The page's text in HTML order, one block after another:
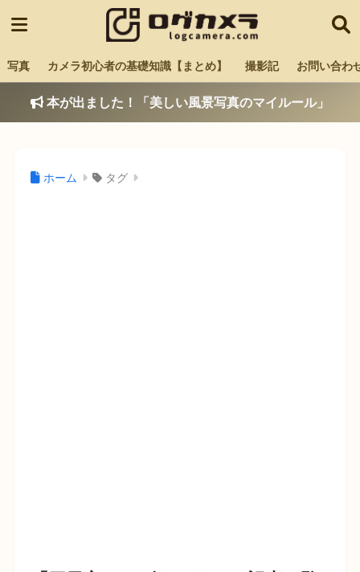
写真 カメラ初心者の基礎知識【まとめ】 撮影記 お問い合わ
本が出ました！「美しい風景写真のマイルール」
ホーム タグ